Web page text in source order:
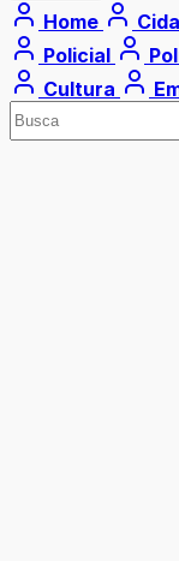
Home
Policial
Cultura